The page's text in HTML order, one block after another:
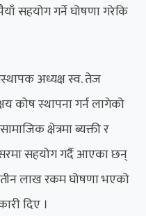
सहयोग गर्ने घोषणा गरेकि
अध्यक्ष स्व. तेज
कोष स्थापना गर्न लागेको
क्षेत्रमा ब्यक्ती र
सहयोग गर्दै आएका छन्
लाख रकम घोषणा भएको
दिए ।